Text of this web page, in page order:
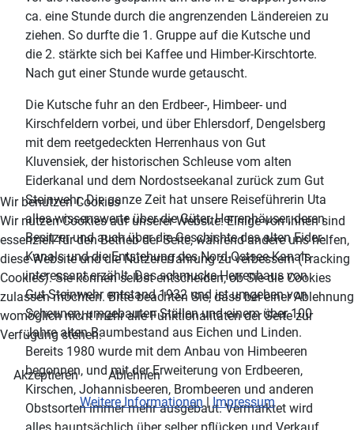
ca. eine Stunde durch die angrenzenden Ländereien zu
ziehen. So durfte die 1. Gruppe auf die Kutsche und
die 2. stärkte sich bei Kaffee und Himber-Kirschtorte.
Nach gut einer Stunde wurde getauscht.
Die Kutsche fuhr an den Erdbeer-, Himbeer- und
Kirschfeldern vorbei, und über Ehlersdorf, Dengelsberg
mit dem reetgedeckten Herrenhaus von Gut
Kluvensiek, der historischen Schleuse vom alten
Eiderkanal und dem Nordostseekanal zurück zum Gut
Steinwehr. Die ganze Zeit hat unsere Reiseführerin Uta
alles wissenswerte über die Güter, Herrenhäuser, deren
Besitzer und auch über die Geschichte des alten Eider-
Kanals und die Entstehung des Nord-Ostsee-Kanals
interessant erzählt. Das schmucke Herrenhaus von
Gut Steinwehr entstand 1932 und ist umgeben von
Scheunen, umgebauten Ställen und einem über 100
Jahre alten Baumbestand aus Eichen und Linden.
Bereits 1980 wurde mit dem Anbau von Himbeeren
begonnen, und mit der Erweiterung von Erdbeeren,
Kirschen, Johannisbeeren, Brombeeren und anderen
Obstsorten immer mehr ausgebaut. Vermarktet wird
alles hauptsächlich über selber pflücken und Verkauf
Wir benutzen Cookies
Wir nutzen Cookies auf unserer Website. Einige von ihnen sind
essenziell für den Betrieb der Seite, während andere uns helfen,
diese Website und die Nutzererfahrung zu verbessern (Tracking
Cookies). Sie können selbst entscheiden, ob Sie die Cookies
zulassen möchten. Bitte beachten Sie, dass bei einer Ablehnung
womöglich nicht mehr alle Funktionalitäten der Seite zur
Verfügung stehen.
Akzeptieren
Ablehnen
Weitere Informationen|Impressum